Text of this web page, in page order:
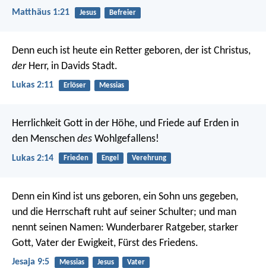
Matthäus 1:21 Jesus Befreier
Denn euch ist heute ein Retter geboren, der ist Christus,
derHerr, in Davids Stadt.
Lukas 2:11 Erlöser Messias
Herrlichkeit Gott in der Höhe, und Friede auf Erden in
den Menschen des Wohlgefallens!
Lukas 2:14 Frieden Engel Verehrung
Denn ein Kind ist uns geboren, ein Sohn uns gegeben,
und die Herrschaft ruht auf seiner Schulter; und man
nennt seinen Namen: Wunderbarer Ratgeber, starker
Gott, Vater der Ewigkeit, Fürst des Friedens.
Jesaja 9:5 Messias Jesus Vater